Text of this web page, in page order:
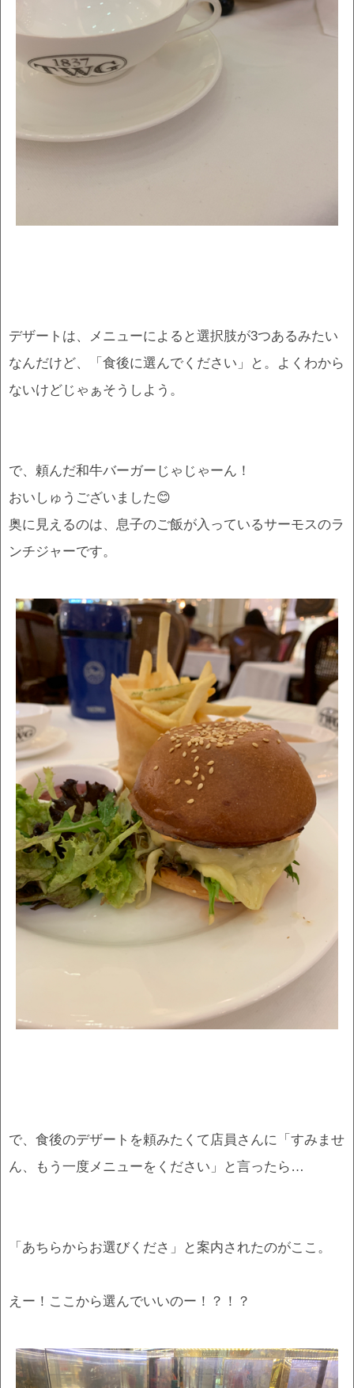
デザートは、メニューによると選択肢が3つあるみたい
なんだけど、「食後に選んでください」と。よくわから
ないけどじゃぁそうしよう。
で、頼んだ和牛バーガーじゃじゃーん！
おいしゅうございました😊
奥に見えるのは、息子のご飯が入っているサーモスのラ
ンチジャーです。
で、食後のデザートを頼みたくて店員さんに「すみませ
ん、もう一度メニューをください」と言ったら…
「あちらからお選びくださ」と案内されたのがここ。
えー！ここから選んでいいのー！？！？